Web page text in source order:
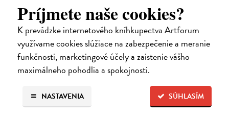
Príjmete naše cookies?
K prevádzke internetového kníhkupectva Artforum
využívame cookies slúžiace na zabezpečenie a meranie
funkčnosti, marketingové účely a zaistenie vášho
maximálneho pohodlia a spokojnosti.
SÚHLASÍM
NASTAVENIA
Proti vetru
Hannah Kristin| Kniha
„Ak sa započúvate, moja pôda vám porozpráva svoj
príbeh. Príbeh našej rodiny.“ Od autorky bestseller...
Zasielame do 14 dní